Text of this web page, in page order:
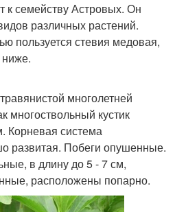
к семейству Астровых. Он
различных растений.
пользуется стевия медовая,
ниже.
многолетней
многоствольный кустик
Корневая система
развитая. Побеги опушенные.
в длину до 5 - 7 см,
расположены попарно.